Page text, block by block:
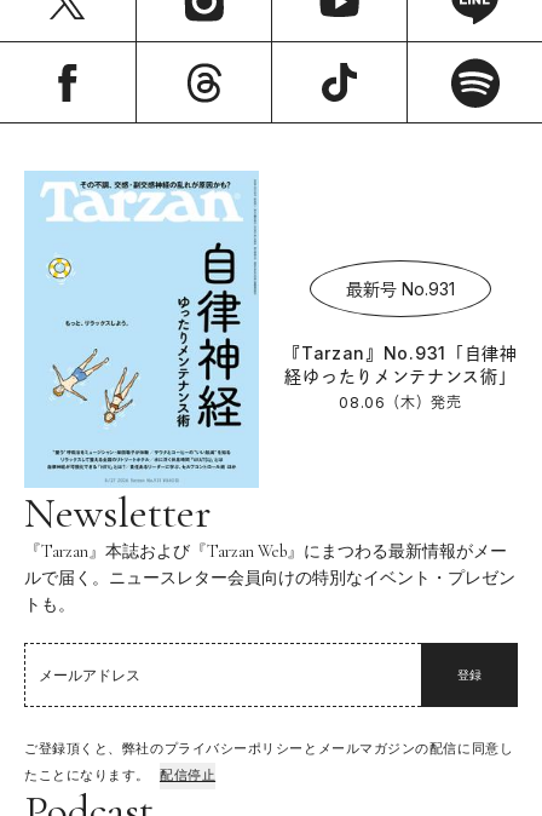
最新号 No.931
『Tarzan』No.931「自律神
経ゆったりメンテナンス術」
08.06（木）発売
Newsletter
『Tarzan』本誌および『Tarzan Web』にまつわる最新情報がメー
ルで届く。ニュースレター会員向けの特別なイベント・プレゼン
トも。
登録
ご登録頂くと、弊社のプライバシーポリシーとメールマガジンの配信に同意し
たことになります。
配信停止